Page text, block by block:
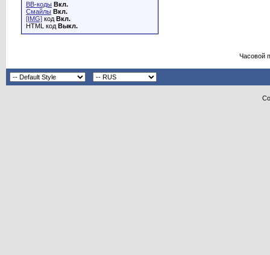
BB-коды Вкл.
Смайлы Вкл.
[IMG] код Вкл.
HTML код Выкл.
Часовой